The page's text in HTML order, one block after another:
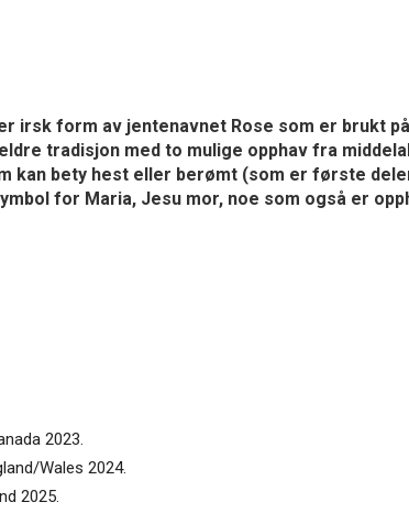
irsk form av jentenavnet Rose som er brukt
tradisjon med to mulige opphav fra
kan bety hest eller berømt (som er første
for Maria, Jesu mor, noe som også er
2023.
Wales 2024.
2025.